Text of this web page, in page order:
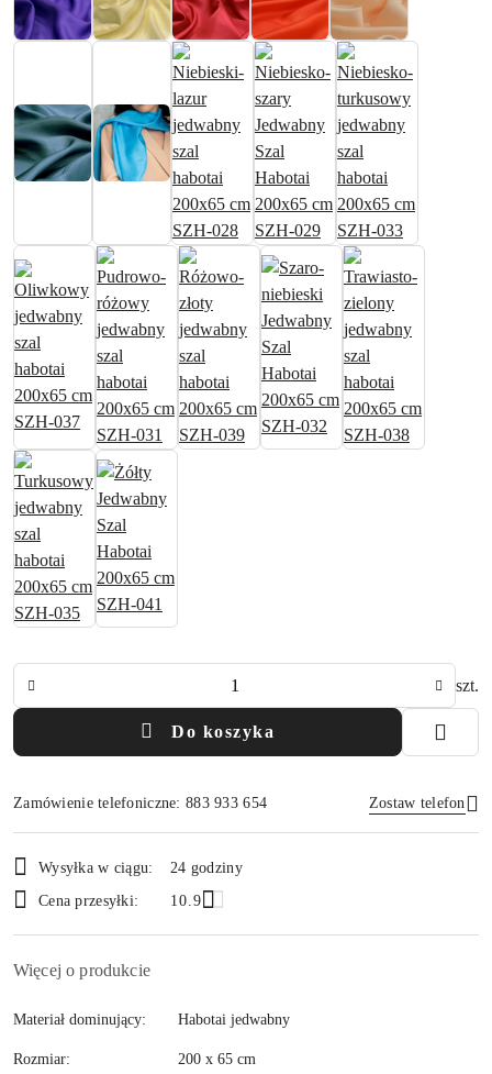
szt.
Do koszyka
Zamówienie telefoniczne: 883 933 654 Zostaw telefon
i
dostawa
Wysyłka w ciągu:
24 godziny
Cena przesyłki:
10.9
Więcej o produkcie
Materiał dominujący: Habotai jedwabny
Rozmiar: 200 x 65 cm